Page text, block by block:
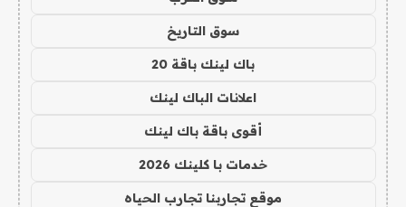
سوق التاريخ
باك لينك باقة 20
اعلانات الباك لينك
أقوى باقة باك لينك
خدمات با كلينك 2026
موقع تجاربنا تجارب الحياه